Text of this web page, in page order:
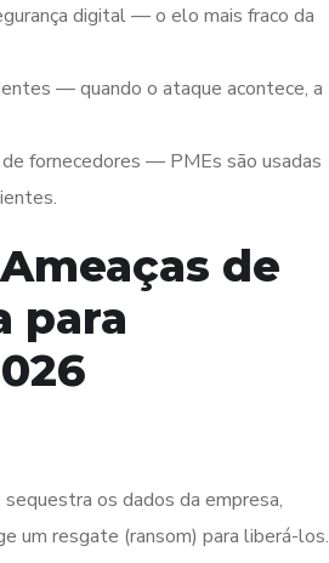
digital — o elo mais fraco da
— quando o ataque acontece, a
fornecedores — PMEs são usadas
de
para
os dados da empresa,
um resgate (ransom) para liberá-los.